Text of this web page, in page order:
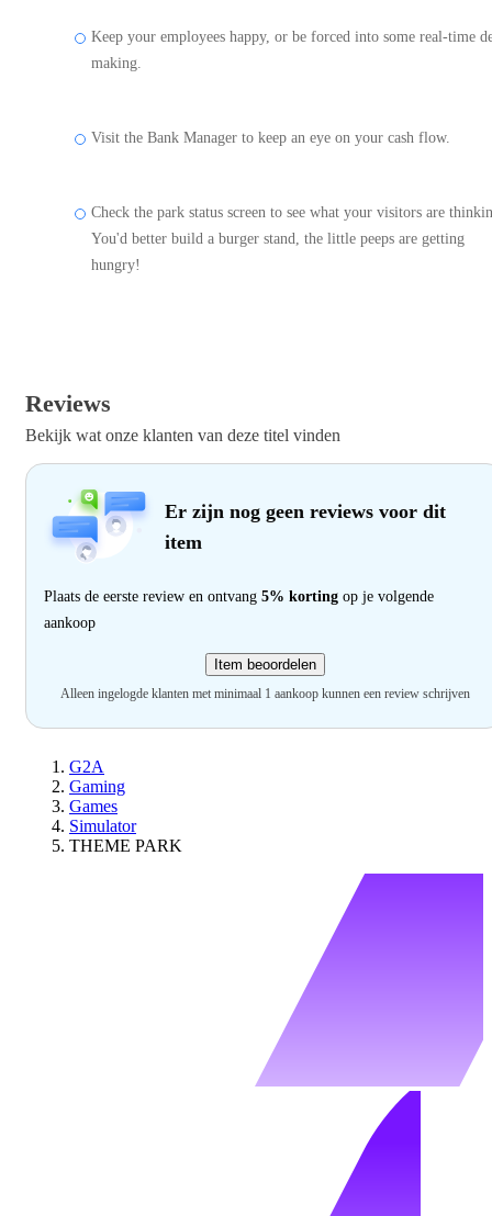
Keep your employees happy, or be forced into some real-time
making.
Visit the Bank Manager to keep an eye on your cash flow.
Check the park status screen to see what your visitors are
You'd better build a burger stand, the little peeps are getting
hungry!
Reviews
Bekijk wat onze klanten van deze titel vinden
Er zijn nog geen reviews voor dit
item
Plaats de eerste review en ontvang 5% korting op je volgende
aankoop
Item beoordelen
Alleen ingelogde klanten met minimaal 1 aankoop kunnen een review schrijven
G2A
Gaming
Games
Simulator
THEME PARK